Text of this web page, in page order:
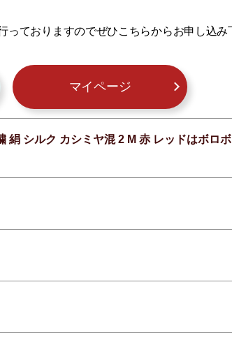
ておりますのでぜひこちらからお申し込み
マイページ
シルク カシミヤ混 2 M 赤 レッドはボロ